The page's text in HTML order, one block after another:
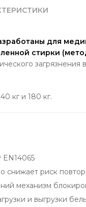
для
стирки (метод
загрязнения
кг и 180 кг.
EN14065
снижает риск
механизм
и выгрузки